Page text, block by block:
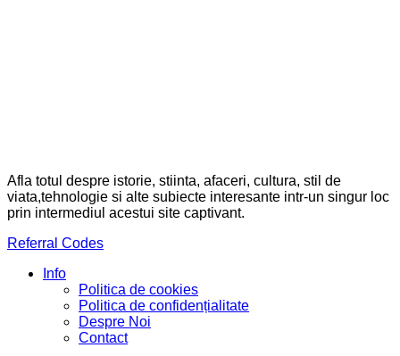
Afla totul despre istorie, stiinta, afaceri, cultura, stil de
viata,tehnologie si alte subiecte interesante intr-un singur loc
prin intermediul acestui site captivant.
Referral Codes
Info
Politica de cookies
Politica de confidențialitate
Despre Noi
Contact